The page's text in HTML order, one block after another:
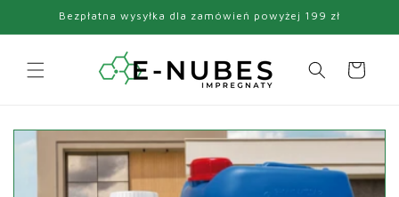
treści
Bezpłatna wysyłka dla zamówień powyżej 199 zł
Koszyk